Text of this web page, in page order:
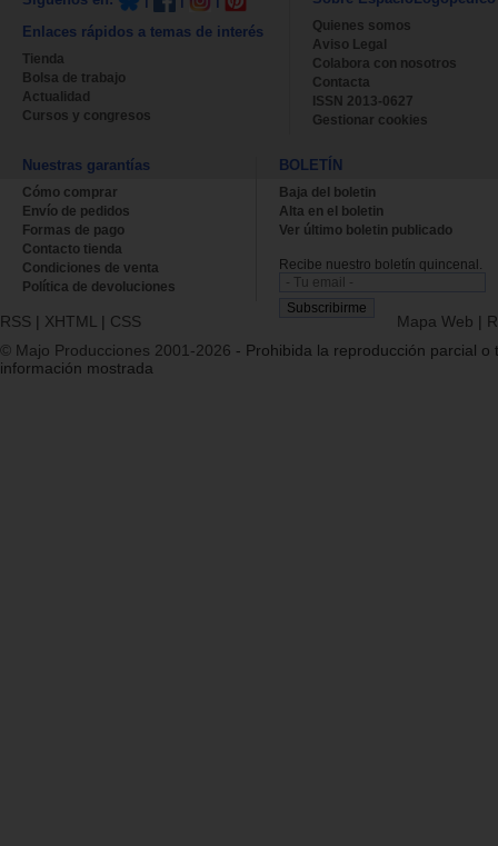
Enlaces rápidos a temas de interés
Tienda
Bolsa de trabajo
Actualidad
Cursos y congresos
Quienes somos
Aviso Legal
Colabora con nosotros
Contacta
ISSN 2013-0627
Gestionar cookies
Nuestras garantías
Cómo comprar
Envío de pedidos
Formas de pago
Contacto tienda
Condiciones de venta
Política de devoluciones
BOLETÍN
Baja del boletin
Alta en el boletin
Ver último boletin publicado
Recibe nuestro boletín quincenal.
RSS | XHTML | CSS Mapa Web |
© Majo Producciones 2001-2026 - Prohibida la reproducción parcial o
información mostrada